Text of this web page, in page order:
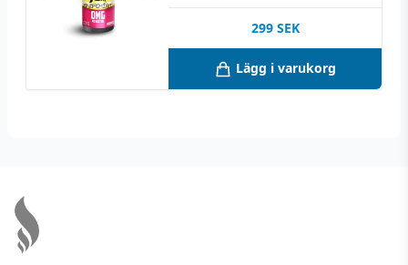
299 SEK
Lägg i varukorg